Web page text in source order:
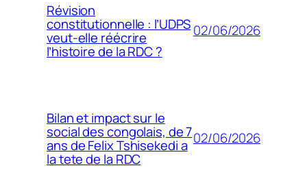
Révision
constitutionnelle : l’UDPS
veut-elle réécrire
l’histoire de la RDC ?
02/06/2026
Bilan et impact sur le
social des congolais, de 7
ans de Felix Tshisekedi a
la tete de la RDC
02/06/2026